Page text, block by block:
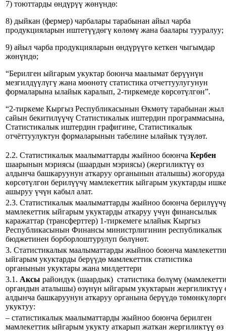
7) тоюттарды өндүрүү жөнүндө:
8) дыйкан (фермер) чарбалары тарабынан айыл чарба
продукцияларын иштетүүдөгү көлөмү жана баалары тууралуу;
9) айыл чарба продукцияларын өндүрүүгө кеткен чыгымдар
жөнүндө;
“Берилген ыйгарым укуктар боюнча маалымат берүүнүн
мезгилдүүлүгү жана мөөнөтү статистика отчеттуулугунун
формаларына ылайык каралып, 2-тиркемеде көрсөтүлгөн”.
“2-тиркеме Кыргыз Республикасынын Өкмөтү тарабынан жыл
сайын бекитилүүчү Статистикалык иштердин программасына,
Статистикалык иштердин графигине, Статистикалык
отчёттуулуктун формаларынын табелине ылайык түзүлөт.
2.2. Статистикалык маалыматтарды жыйноо боюнча Кербен
шаарынын мэриясы (шаардын мэриясы) (жергиликтүү өз
алдынча башкаруунун аткаруу органынын аталышы) жогоруда
көрсөтүлгөн берилүүчү мамлекеттик ыйгарым укуктарды ишке
ашыруу үчүн кабыл алат.
2.3. Статистикалык маалыматтарды жыйноо боюнча берилүүчү
мамлекеттик ыйгарым укуктарды аткаруу үчүн финансылык
каражаттар (трансферттер) 1-тиркемеге ылайык Кыргыз
Республикасынын Финансы министрлигинин республикалык
бюджетинен борборлоштурулуп бөлүнөт.
3. Статистикалык маалыматтарды жыйноо боюнча
ыйгарым укуктарды берүүдө мамлекеттик статистика
органынын укуктары жана милдеттери
3.1. Аксы райондук (шаардык) статистика бөлүмү
органдын аталышы) өзүнүн ыйгарым укуктарын жергиликтүү
алдынча башкаруунун аткаруу органына берүүдө
укуктуу:
– статистикалык маалыматтарды жыйноо боюнча берилген
мамлекеттик ыйгарым укукту аткарып жаткан жергиликтүү өз